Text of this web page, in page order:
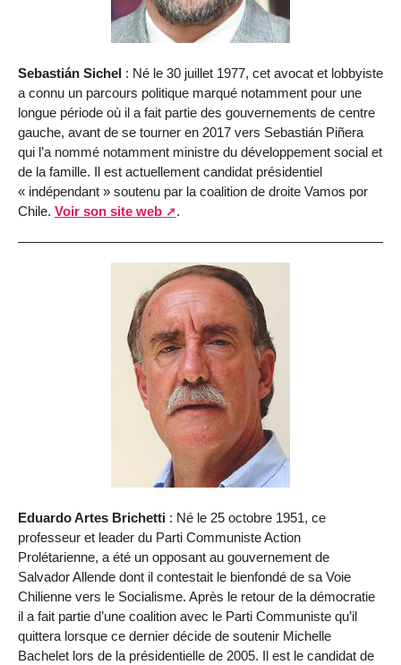
Sebastián Sichel : Né le 30 juillet 1977, cet avocat et lobbyiste
a connu un parcours politique marqué notamment pour une
longue période où il a fait partie des gouvernements de centre
gauche, avant de se tourner en 2017 vers Sebastián Piñera
qui l’a nommé notamment ministre du développement social et
de la famille. Il est actuellement candidat présidentiel
« indépendant » soutenu par la coalition de droite Vamos por
Chile. Voir son site web .
Eduardo Artes Brichetti : Né le 25 octobre 1951, ce
professeur et leader du Parti Communiste Action
Prolétarienne, a été un opposant au gouvernement de
Salvador Allende dont il contestait le bienfondé de sa Voie
Chilienne vers le Socialisme. Après le retour de la démocratie
il a fait partie d’une coalition avec le Parti Communiste qu’il
quittera lorsque ce dernier décide de soutenir Michelle
Bachelet lors de la présidentielle de 2005. Il est le candidat de